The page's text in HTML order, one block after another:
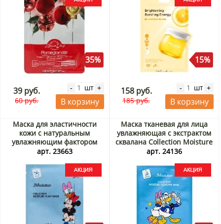
35%
39 руб.
60 руб.
- шт +
В корзину
15%
158 руб.
185 руб.
- шт +
В корзину
Маска для эластичности
кожи с натуральным
увлажняющим фактором
Collection Moisture NMF
Акция
арт. 23663
Маска тканевая для лица
увлажняющая с экстрактом
сквалана Collection Moisture
Squalane Mask JMsolution,
арт. 24136